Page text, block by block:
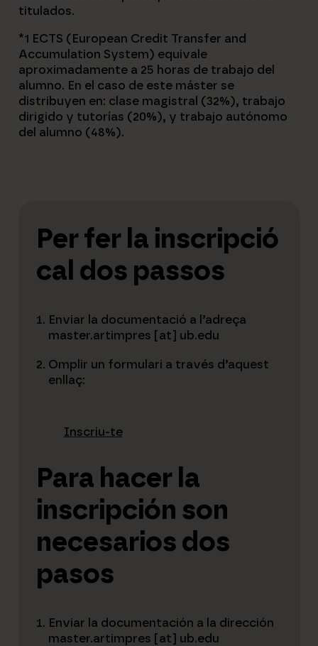
titulados.
*1 ECTS (European Credit Transfer and
Accumulation System) equivale
aproximadamente a 25 horas de trabajo del
alumno. En el caso de este máster se
distribuyen en: clase magistral (32%), trabajo
dirigido y tutorías (20%), y trabajo autónomo
del alumno (48%).
Per fer la inscripció
cal dos passos
Enviar la documentació a l’adreça
master.artimpres [at] ub.edu
Omplir un formulari a través d’aquest
enllaç:
Inscriu-te
Para hacer la
inscripción son
necesarios dos
pasos
Enviar la documentación a la dirección
master.artimpres [at] ub.edu